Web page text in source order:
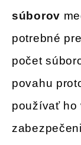
súborov
potrebné
počet
povahu
používať ho